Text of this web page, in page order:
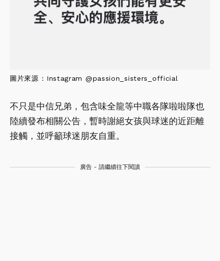
圖片來源 : Instagram @passion_sisters_official
不只是中信兄弟，包含味全龍等中職各隊啦啦隊也
陸續發布相關公告，暫時謝絕女孩與球迷的近距離
接觸，並呼籲球迷朋友自重。
廣告 - 請繼續往下閱讀